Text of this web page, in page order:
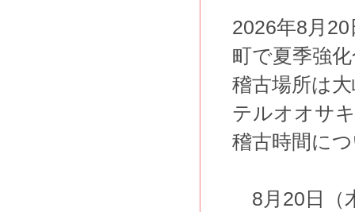
2026年8月
町で夏季強
稽古場所は
テルオオサ
稽古時間に
8月20日（